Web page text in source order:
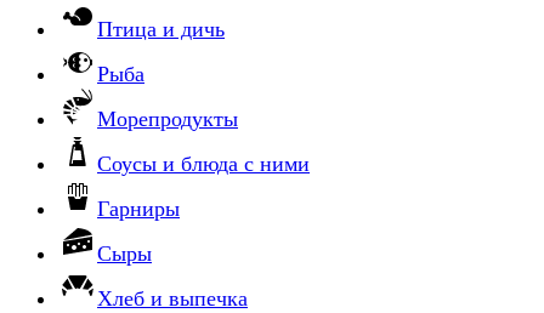
Птица и дичь
Рыба
Морепродукты
Соусы и блюда с ними
Гарниры
Сыры
Хлеб и выпечка